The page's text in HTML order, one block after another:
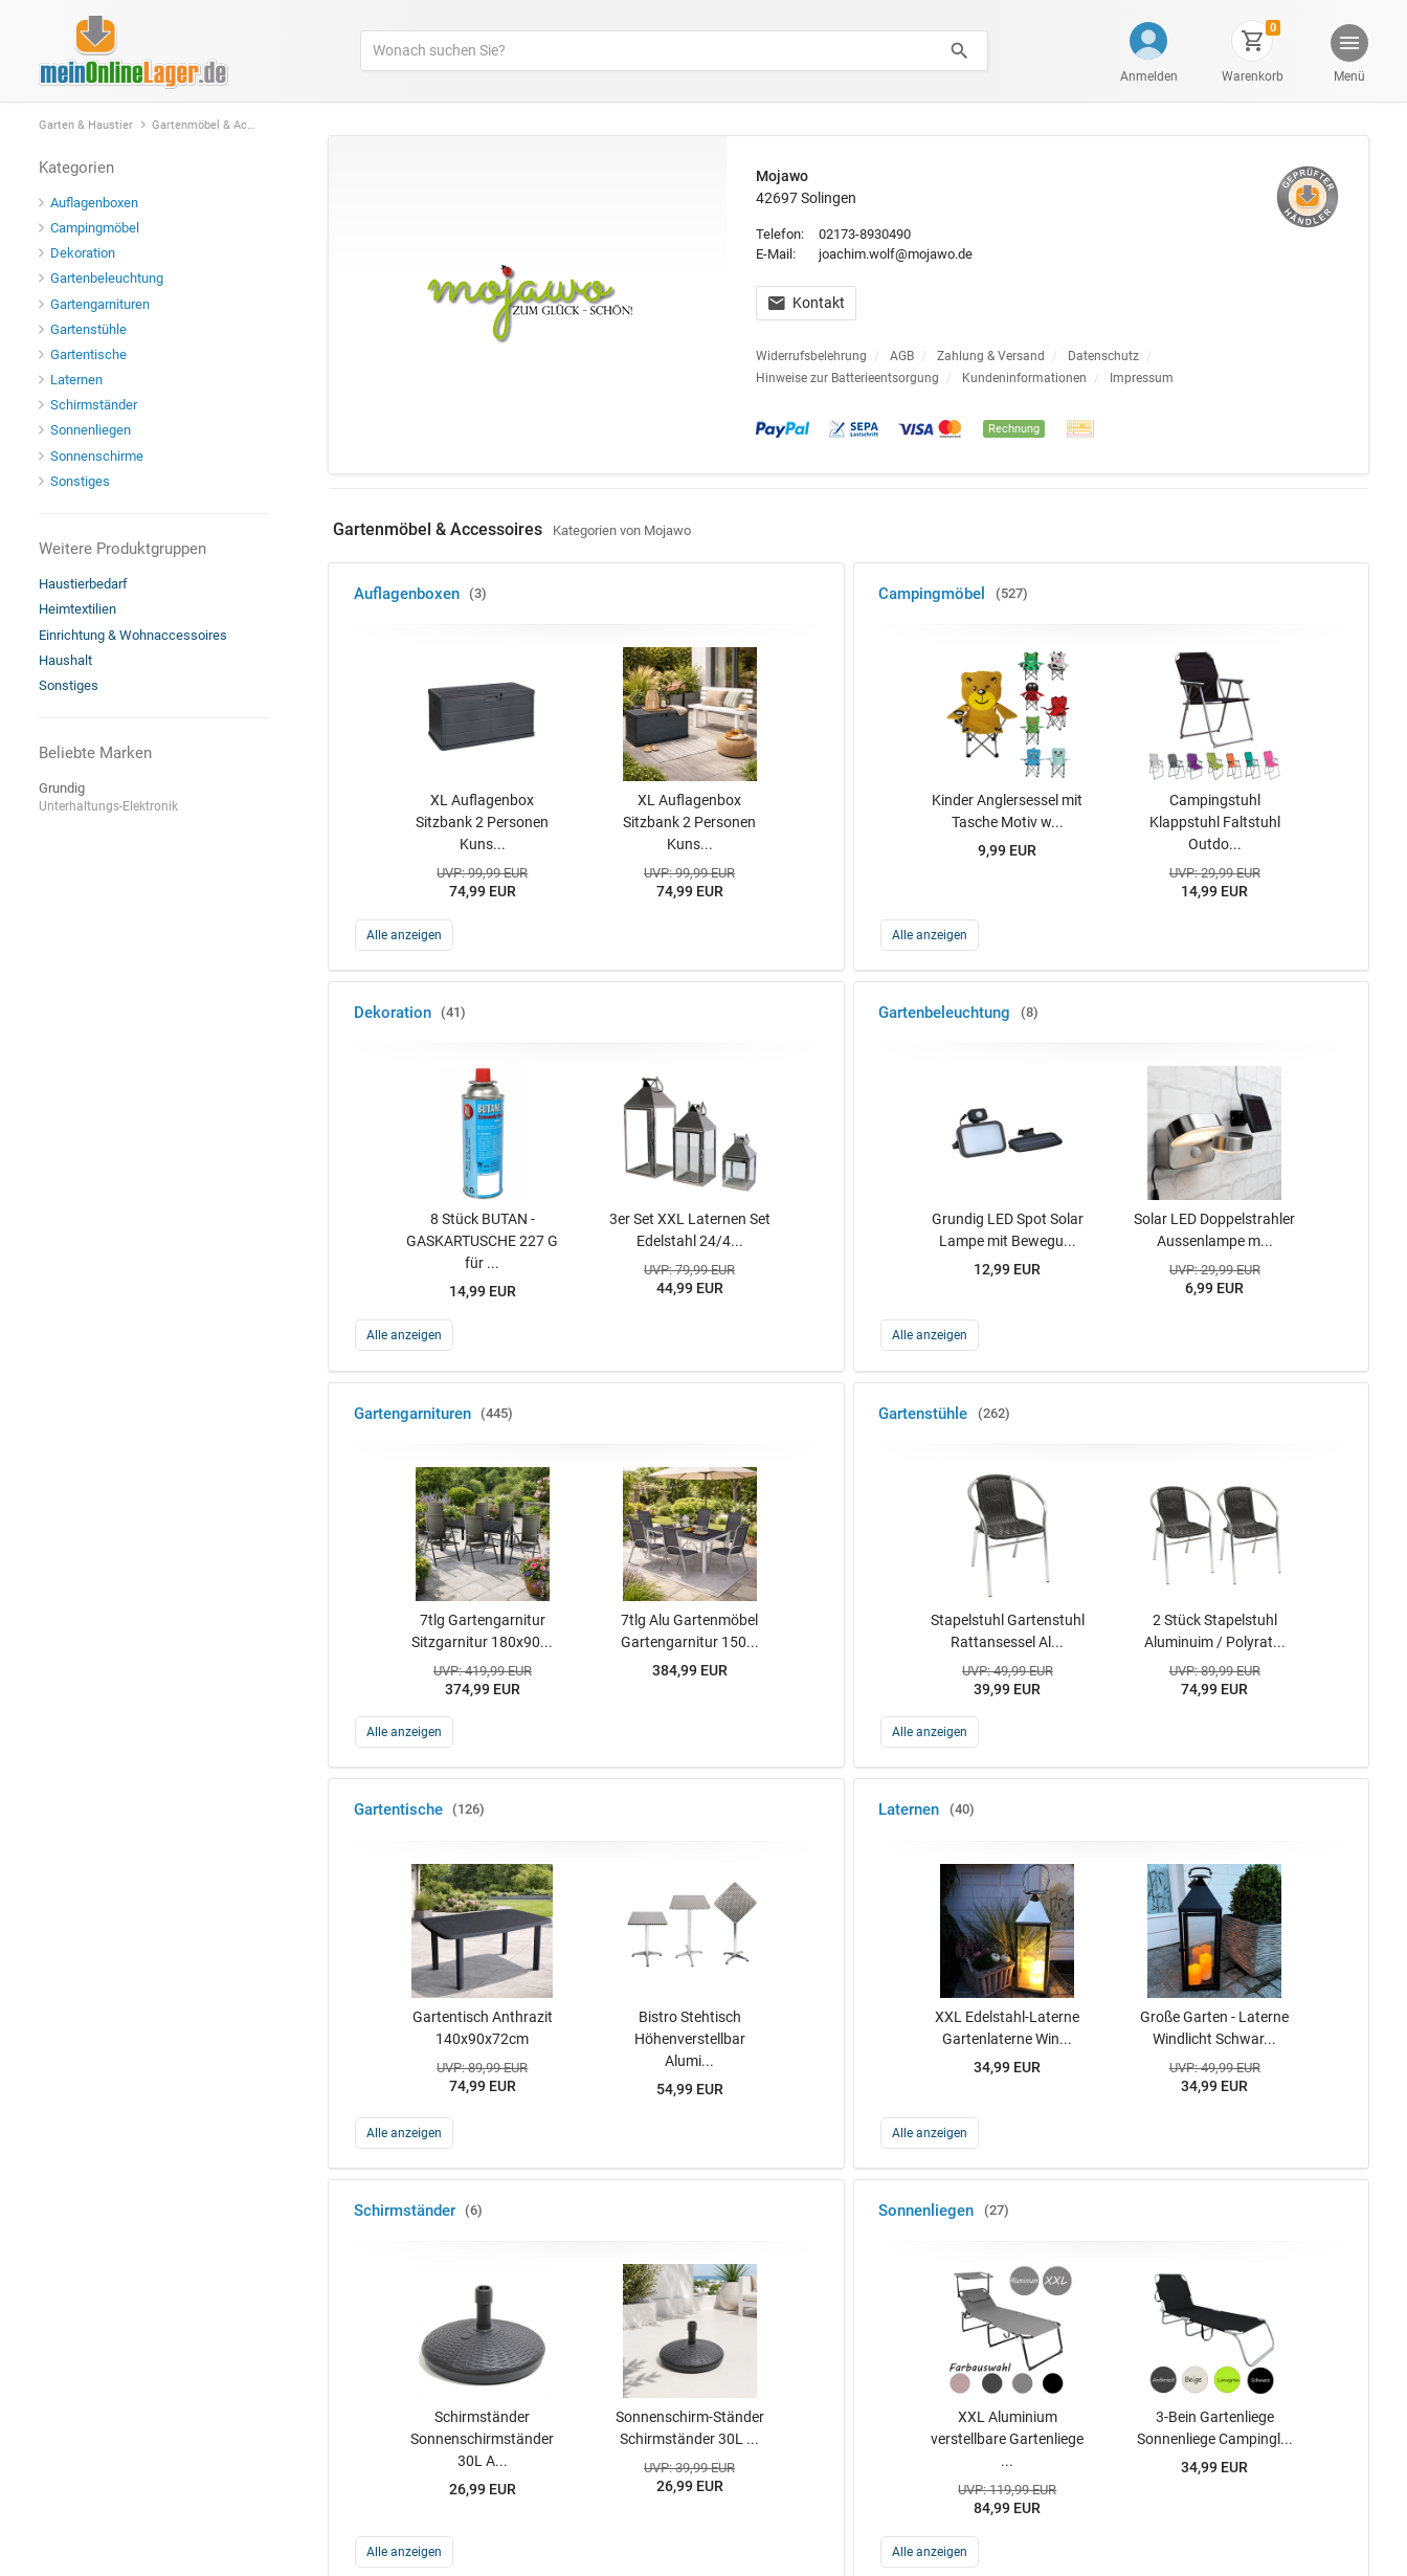
Anmelden
0
Warenkorb Menü
Garten & Haustier Gartenmöbel & Accessoires
Kategorien
Auflagenboxen
Campingmöbel
Dekoration
Gartenbeleuchtung
Gartengarnituren
Gartenstühle
Gartentische
Laternen
Schirmständer
Sonnenliegen
Sonnenschirme
Sonstiges
Weitere Produktgruppen
Haustierbedarf
Heimtextilien
Einrichtung & Wohnaccessoires
Haushalt
Sonstiges
Beliebte Marken
Grundig
Unterhaltungs-Elektronik
Mojawo
42697 Solingen
Telefon:
02173-8930490
E-Mail:
joachim.wolf@mojawo.de
Kontakt
Widerrufsbelehrung / AGB / Zahlung & Versand / Datenschutz /
Hinweise zur Batterieentsorgung
/ Kundeninformationen / Impressum
Rechnung
Gartenmöbel & Accessoires Kategorien von Mojawo
Auflagenboxen 3
XL Auflagenbox
Sitzbank 2 Personen
Kuns...
UVP: 99,99 EUR
74,99 EUR
XL Auflagenbox
Sitzbank 2 Personen
Kuns...
UVP: 99,99 EUR
74,99 EUR
Alle anzeigen
Campingmöbel 527
Kinder Anglersessel mit
Tasche Motiv w...
9,99 EUR
Campingstuhl
Klappstuhl Faltstuhl
Outdo...
UVP: 29,99 EUR
14,99 EUR
Alle anzeigen
Dekoration 41
8 Stück BUTAN -
GASKARTUSCHE 227 G
für ...
14,99 EUR
3er Set XXL Laternen Set
Edelstahl 24/4...
UVP: 79,99 EUR
44,99 EUR
Alle anzeigen
Gartenbeleuchtung 8
Grundig LED Spot Solar
Lampe mit Bewegu...
12,99 EUR
Solar LED Doppelstrahler
Aussenlampe m...
UVP: 29,99 EUR
6,99 EUR
Alle anzeigen
Gartengarnituren 445
7tlg Gartengarnitur
Sitzgarnitur 180x90...
UVP: 419,99 EUR
374,99 EUR
7tlg Alu Gartenmöbel
Gartengarnitur 150...
384,99 EUR
Alle anzeigen
Gartenstühle 262
Stapelstuhl Gartenstuhl
Rattansessel Al...
UVP: 49,99 EUR
39,99 EUR
2 Stück Stapelstuhl
Aluminuim / Polyrat...
UVP: 89,99 EUR
74,99 EUR
Alle anzeigen
Gartentische 126
Gartentisch Anthrazit
140x90x72cm
UVP: 89,99 EUR
74,99 EUR
Bistro Stehtisch
Höhenverstellbar
Alumi...
54,99 EUR
Alle anzeigen
Laternen 40
XXL Edelstahl-Laterne
Gartenlaterne Win...
34,99 EUR
Große Garten - Laterne
Windlicht Schwar...
UVP: 49,99 EUR
34,99 EUR
Alle anzeigen
Schirmständer 6
Schirmständer
Sonnenschirmständer
30L A...
26,99 EUR
Sonnenschirm-Ständer
Schirmständer 30L ...
UVP: 39,99 EUR
26,99 EUR
Alle anzeigen
Sonnenliegen 27
XXL Aluminium
verstellbare Gartenliege
...
UVP: 119,99 EUR
84,99 EUR
3-Bein Gartenliege
Sonnenliege Campingl...
34,99 EUR
Alle anzeigen